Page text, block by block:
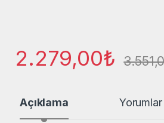
2.279,00₺
Açıklama Yorumlar